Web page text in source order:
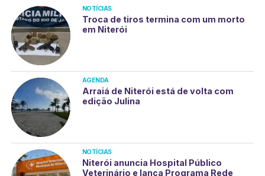
NOTÍCIAS
Troca de tiros termina com um morto
em Niterói
AGENDA
Arraiá de Niterói está de volta com
edição Julina
NOTÍCIAS
Niterói anuncia Hospital Público
Veterinário e lança Programa Rede